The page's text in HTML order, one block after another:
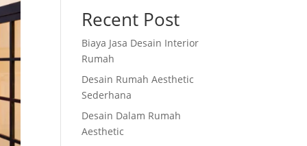
Recent Post
Biaya Jasa Desain Interior
Rumah
Desain Rumah Aesthetic
Sederhana
Desain Dalam Rumah
Aesthetic